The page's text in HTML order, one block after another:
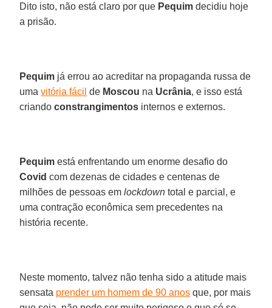
Dito isto, não está claro por que Pequim decidiu hoje
a prisão.
Pequim já errou ao acreditar na propaganda russa de
umavitória fácil de Moscou na Ucrânia, e isso está
criandoconstrangimentos internos e externos.
Pequim está enfrentando um enorme desafio do
Covid com dezenas de cidades e centenas de
milhões de pessoas emlockdown total e parcial, e
uma contração econômica sem precedentes na
história recente.
Neste momento, talvez não tenha sido a atitude mais
sensata prender um homem de 90 anos que, por mais